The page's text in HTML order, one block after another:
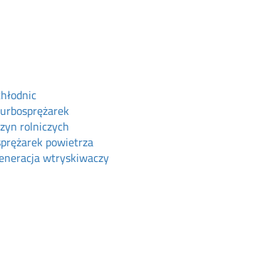
rolniczych
powietrza
wtryskiwaczy